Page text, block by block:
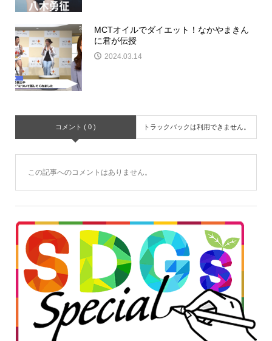
MCTオイルでダイエット！なかやまきん
に君が伝授
2024.03.14
コメント ( 0 ) トラックバックは利用できません。
この記事へのコメントはありません。